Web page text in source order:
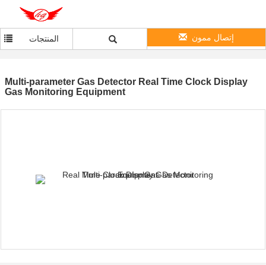
المنتجات إتصال ممون
Multi-parameter Gas Detector Real Time Clock Display
Gas Monitoring Equipment